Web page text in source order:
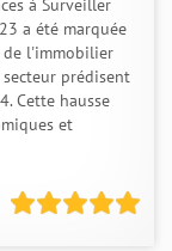
à Surveiller
a été marquée
l'immobilier
prédisent
Cette hausse
et